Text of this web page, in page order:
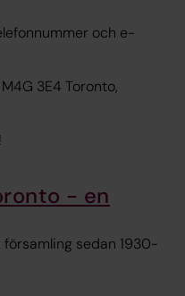
och e-
3E4 Toronto,
- en
sedan 1930-